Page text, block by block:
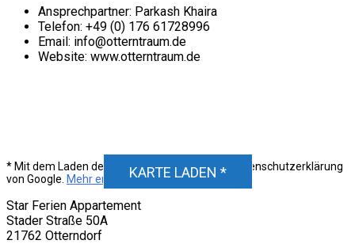
Ansprechpartner: Parkash Khaira
Telefon: +49 (0) 176 61728996
Email: info@otterntraum.de
Website: www.otterntraum.de
KARTE LADEN *
* Mit dem Laden der Karte akzeptierst du die Datenschutzerklärung
von Google. Mehr erfahren
Star Ferien Appartement
Stader Straße 50A
21762 Otterndorf